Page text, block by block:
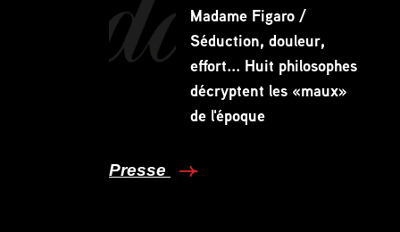
Madame Figaro /
Séduction, douleur,
effort... Huit philosophes
décryptent les «maux»
de l'époque
Presse